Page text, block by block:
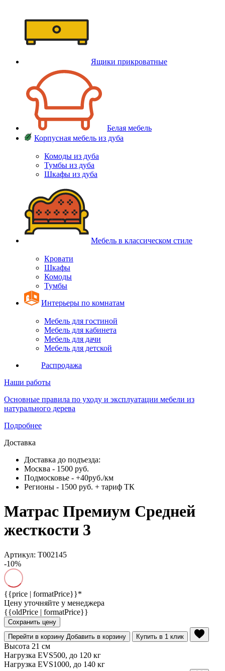
Ящики прикроватные
Белая мебель
Корпусная мебель из дуба
Комоды из дуба
Тумбы из дуба
Шкафы из дуба
Мебель в классическом стиле
Кровати
Шкафы
Комоды
Тумбы
Интерьеры по комнатам
Мебель для гостиной
Мебель для кабинета
Мебель для дачи
Мебель для детской
Распродажа
Наши работы
Основные правила по уходу и эксплуатации мебели из
натурального дерева
Подробнее
Доставка
Доставка до подъезда:
Москва - 1500 руб.
Подмосковье - +40руб./км
Регионы - 1500 руб. + тариф ТК
Матрас Премиум Средней
жесткости 3
Артикул: Т002145
-10%
{{price | formatPrice}}*
Цену уточняйте у менеджера
{{oldPrice | formatPrice}}
Сохранить цену
Перейти в корзину Добавить в корзину Купить в 1 клик
Высота 21 см
Нагрузка EVS500, до 120 кг
Нагрузка EVS1000, до 140 кг